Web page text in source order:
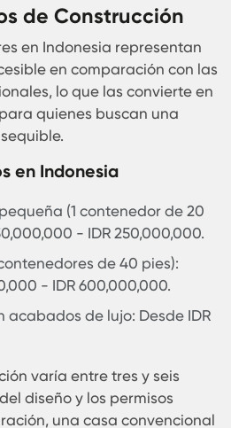
en Indonesia
en comparación